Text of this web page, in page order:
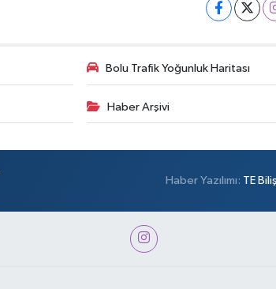
Bolu Trafik Yoğunluk Haritası
Haber Arşivi
Haber Yazılımı: TE